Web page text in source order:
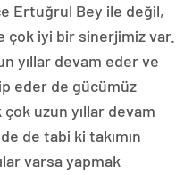
Ertuğrul Bey ile değil,
çok iyi bir sinerjimiz var.
yıllar devam eder ve
eder de gücümüz
uzun yıllar devam
de tabi ki takımın
varsa yapmak